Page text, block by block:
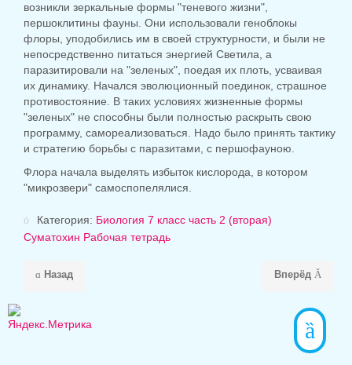
возникли зеркальные формы "теневого жизни",
першоклитины фауны. Они использовали геноблокы
флоры, уподобились им в своей структурности, и были не
непосредственно питаться энергией Светила, а
паразитировали на "зеленых", поедая их плоть, усваивая
их динамику. Начался эволюционный поединок, страшное
противостояние. В таких условиях жизненные формы
"зеленых" не способны были полностью раскрыть свою
программу, самореализоваться. Надо было принять тактику
и стратегию борьбы с паразитами, с першофауною.
Флора начала выделять избыток кислорода, в котором
"микрозвери" самоспопелялися.
Категория: Биология 7 класс часть 2 (вторая)
Суматохин Рабочая тетрадь
Назад Вперёд